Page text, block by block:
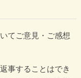
てご意見・ご感想
事することはでき